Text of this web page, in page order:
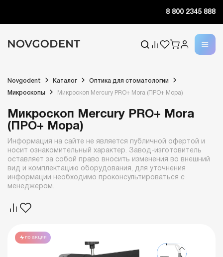
8 800 2345 888
Novgodent Каталог Оптика для стоматологии
Микроскопы Микроскоп Mercury PRO+ Mora (ПРО+ Мора)
Микроскоп Mercury PRO+ Mora
(ПРО+ Мора)
Информация на сайте не является публичной офертой и
носит ознакомительный характер. Завод-изготовитель
оставляет за собой право вносить изменения во внешний
вид и комплектацию оборудования, для уточнения
информации необходимо проконсультироваться с
менеджером.
по акции